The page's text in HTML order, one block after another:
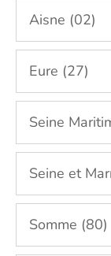
Aisne (02)
Eure (27)
Seine
Seine et
Somme (80)